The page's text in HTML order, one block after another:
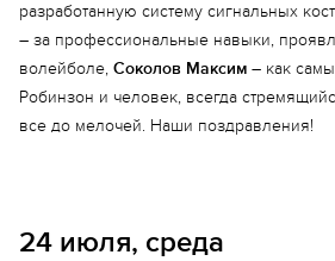
разработанную систему сигнальных
– за профессиональные навыки,
волейболе, Соколов Максим – как
Робинзон и человек, всегда
все до мелочей. Наши поздравления!
24 июля, среда